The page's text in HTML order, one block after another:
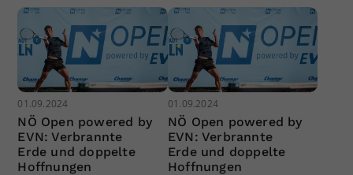
01.09.2024
NÖ Open powered by
EVN: Verbrannte
Erde und doppelte
Hoffnungen
01.09.2024
NÖ Open powered by
EVN: Verbrannte
Erde und doppelte
Hoffnungen